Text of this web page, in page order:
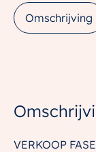
Omschrijving
VERKOOP